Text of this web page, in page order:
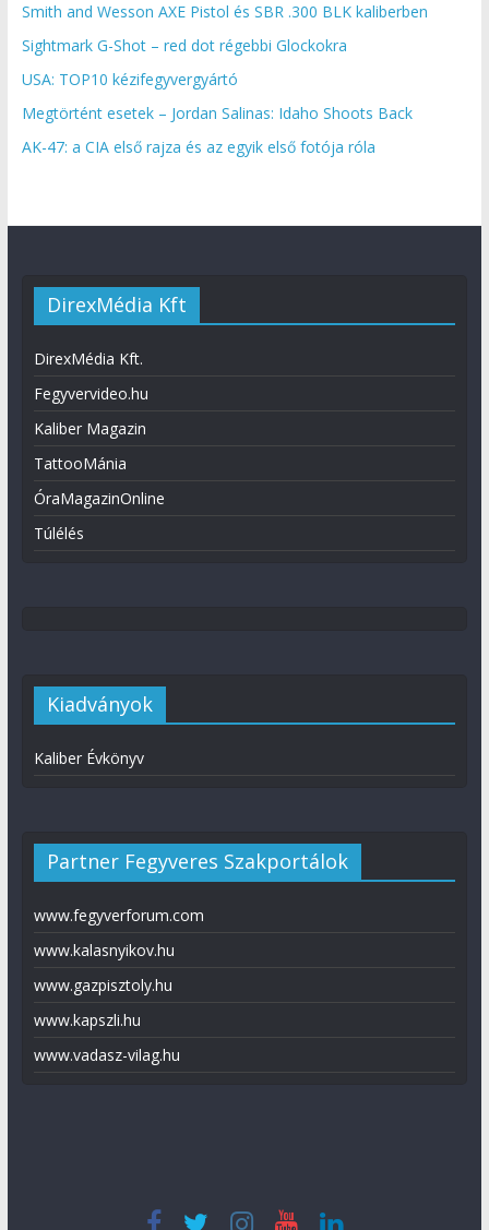
Smith and Wesson AXE Pistol és SBR .300 BLK kaliberben
Sightmark G-Shot – red dot régebbi Glockokra
USA: TOP10 kézifegyvergyártó
Megtörtént esetek – Jordan Salinas: Idaho Shoots Back
AK-47: a CIA első rajza és az egyik első fotója róla
DirexMédia Kft
DirexMédia Kft.
Fegyvervideo.hu
Kaliber Magazin
TattooMánia
ÓraMagazinOnline
Túlélés
Kiadványok
Kaliber Évkönyv
Partner Fegyveres Szakportálok
www.fegyverforum.com
www.kalasnyikov.hu
www.gazpisztoly.hu
www.kapszli.hu
www.vadasz-vilag.hu